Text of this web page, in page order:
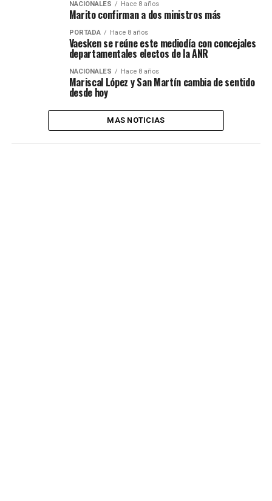
NACIONALES Hace 8 años
Marito confirman a dos ministros más
PORTADA Hace 8 años
Vaesken se reúne este mediodía con concejales
departamentales electos de la ANR
NACIONALES Hace 8 años
Mariscal López y San Martín cambia de sentido
desde hoy
MAS NOTICIAS